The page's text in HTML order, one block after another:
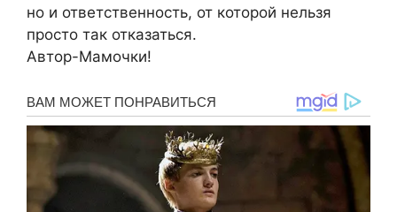
но и ответственность, от которой нельзя
просто так отказаться.
Автор-Мамочки!